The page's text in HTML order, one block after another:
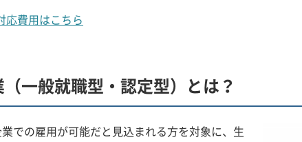
応費用はこちら
一般就職型・認定型）とは？
での雇用が可能だと見込まれる方を対象に、生